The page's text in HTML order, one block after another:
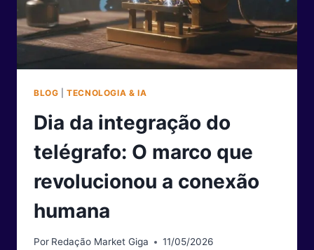
BLOG |TECNOLOGIA & IA
Dia da integração do
telégrafo: O marco que
revolucionou a conexão
humana
Por Redação Market Giga 11/05/2026